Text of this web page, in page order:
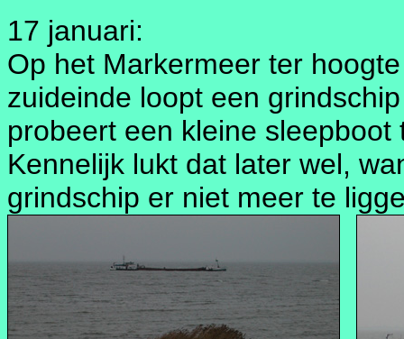
17 januari:
Op het Markermeer ter
zuideinde loopt een
probeert een kleine
Kennelijk lukt dat later wel,
grindschip er niet meer te